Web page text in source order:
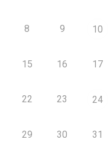
8 9 10
15 16 17
22 23 24
29 30 31